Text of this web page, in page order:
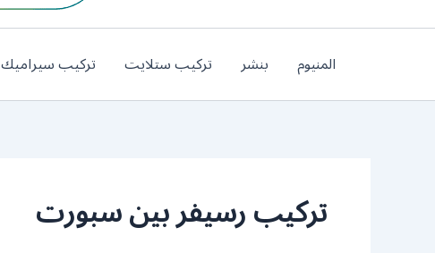
المنيوم بنشر تركيب ستلايت تركيب سيراميك
تركيب رسيفر بين سبورت